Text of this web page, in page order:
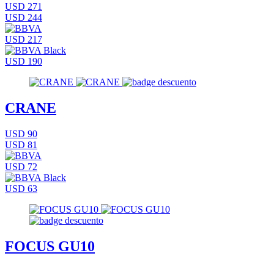
USD 271
USD 244
USD 217
USD 190
CRANE
USD 90
USD 81
USD 72
USD 63
FOCUS GU10